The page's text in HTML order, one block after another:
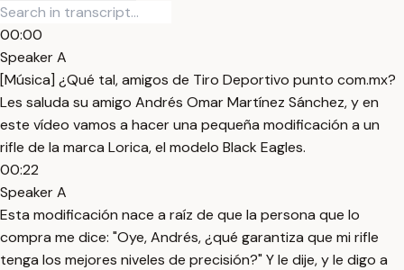
00:00
Speaker A
[Música] ¿Qué tal, amigos de Tiro Deportivo punto com.mx?
Les saluda su amigo Andrés Omar Martínez Sánchez, y en
este vídeo vamos a hacer una pequeña modificación a un
rifle de la marca Lorica, el modelo Black Eagles.
00:22
Speaker A
Esta modificación nace a raíz de que la persona que lo
compra me dice: "Oye, Andrés, ¿qué garantiza que mi rifle
tenga los mejores niveles de precisión?" Y le dije, y le digo a